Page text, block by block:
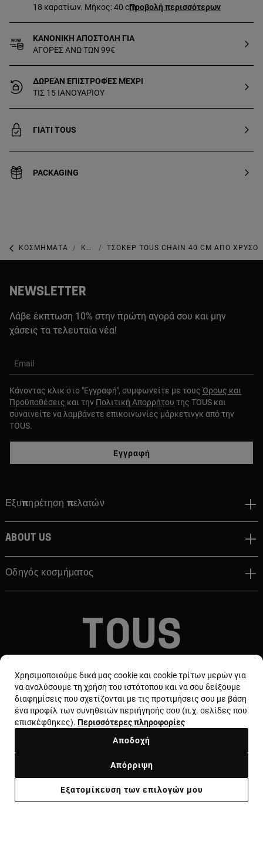
18 καρατίων. Μήκος: 40 cm.Προβολή περισσότερων
ΚΑΝΟΝΙΚΗ ΑΠΟΣΤΟΛΗ ΓΙΑ
ΑΓΟΡΕΣ ΑΝΩ ΤΩΝ 99€
ΔΩΡΕΆΝ ΕΠΙΣΤΡΟΦΈΣ ΜΈΧΡΙ
ΤΙΣ 15 ΙΑΝΟΥΑΡΊΟΥ
ΓΙΑΤΙ TOUS
PACKAGING
ΚΟΣΜΉΜΑΤΑ ΚΟΣΜΉΜΑΤΑ ΑΠΌ ΧΡΥΣΌ ΤΣΌΚΕΡ TOUS CHAIN 40 CM ΑΠΌ ΧΡΥΣΌ
NEWSLETTER
Λάβε έκπτωση 10% στην πρώτη αγορά σου και μην
χάσεις τα τελευταία νέα!
Email
Κάνοντας κλικ στο "Εγγραφή", συμφωνείτε με τους Όρους και
Προϋποθέσεις και την Πολιτική Απορρήτου της TOUS και
συναινείτε να λαμβάνετε επικοινωνίες μάρκετινγκ από την
TOUS.
Εγγραφή
Εξυπηρέτηση πελατών
About us
Οδηγός κοσμήματος
Χώρα και νόμισμα:
Όροι και προϋποθέσεις Χρήση και πολιτική απορρήτου
Χρησιμοποιούμε δικά μας cookie και cookie τρίτων μερών για
να αναλύσουμε τη χρήση του ιστότοπου και να σου δείξουμε
διαφημίσεις που σχετίζονται με τις προτιμήσεις σου με βάση
ένα προφίλ των συνηθειών περιήγησής σου (π.χ. σελίδες που
επισκέφθηκες). Περισσότερες πληροφορίες
Εξατομίκευση των επιλογών μου
Απόρριψη
Αποδοχή